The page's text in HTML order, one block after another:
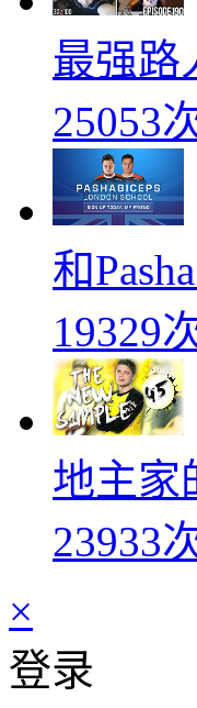
最强路
25053
和
19329
地主家
23933
×
登录